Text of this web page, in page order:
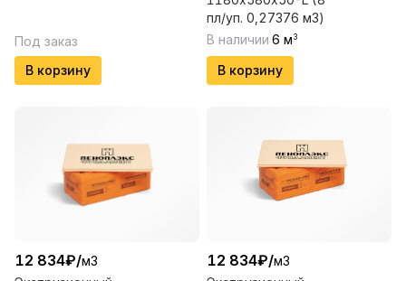
Под заказ
В корзину
пл/уп. 0,27376 м3)
В наличии 6 м 3
В корзину
12 834₽/м3
12 834₽/м3